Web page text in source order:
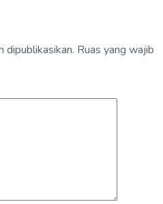
dipublikasikan. Ruas yang wajib